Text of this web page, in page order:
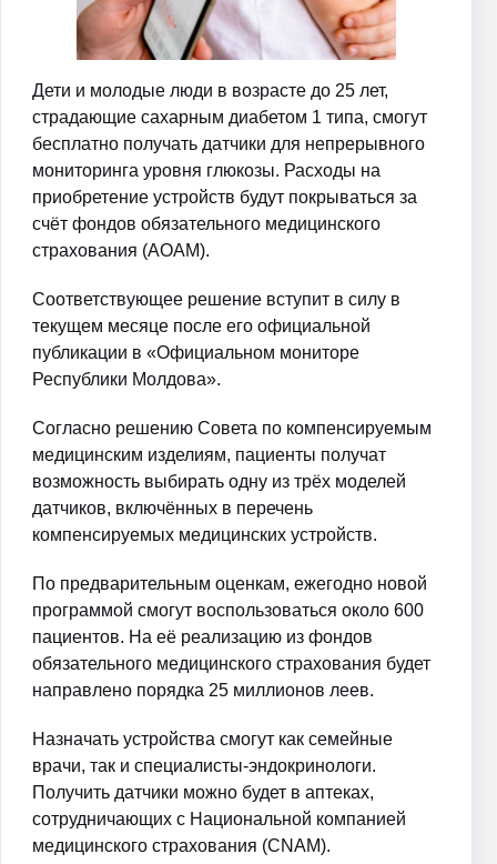
Дети и молодые люди в возрасте до 25 лет,
страдающие сахарным диабетом 1 типа, смогут
бесплатно получать датчики для непрерывного
мониторинга уровня глюкозы. Расходы на
приобретение устройств будут покрываться за
счёт фондов обязательного медицинского
страхования (AOAM).
Соответствующее решение вступит в силу в
текущем месяце после его официальной
публикации в «Официальном мониторе
Республики Молдова».
Согласно решению Совета по компенсируемым
медицинским изделиям, пациенты получат
возможность выбирать одну из трёх моделей
датчиков, включённых в перечень
компенсируемых медицинских устройств.
По предварительным оценкам, ежегодно новой
программой смогут воспользоваться около 600
пациентов. На её реализацию из фондов
обязательного медицинского страхования будет
направлено порядка 25 миллионов леев.
Назначать устройства смогут как семейные
врачи, так и специалисты-эндокринологи.
Получить датчики можно будет в аптеках,
сотрудничающих с Национальной компанией
медицинского страхования (CNAM).